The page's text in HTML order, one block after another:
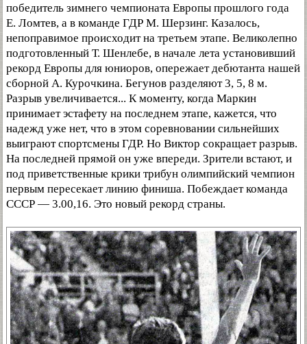
победитель зимнего чемпионата Европы прошлого года
Е. Ломтев, а в команде ГДР М. Шерзинг. Казалось,
непоправимое происходит на третьем этапе. Великолепно
подготовленный Т. Шенлебе, в начале лета установивший
рекорд Европы для юниоров, опережает дебютанта нашей
сборной А. Курочкина. Бегунов разделяют 3, 5, 8 м.
Разрыв увеличивается... К моменту, когда Маркин
принимает эстафету на последнем этапе, кажется, что
надежд уже нет, что в этом соревновании сильнейших
выиграют спортсмены ГДР. Но Виктор сокращает разрыв.
На последней прямой он уже впереди. Зрители встают, и
под приветственные крики трибун олимпийский чемпион
первым пересекает линию финиша. Побеждает команда
СССР — 3.00,16. Это новый рекорд страны.